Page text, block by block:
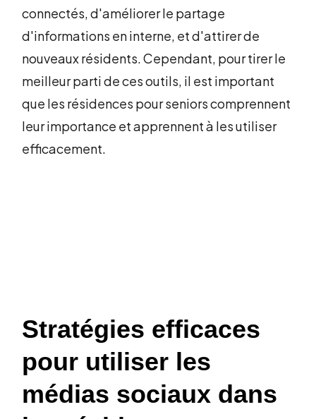
connectés, d'améliorer le partage
d'informations en interne, et d'attirer de
nouveaux résidents. Cependant, pour tirer le
meilleur parti de ces outils, il est important
que les résidences pour seniors comprennent
leur importance et apprennent à les utiliser
efficacement.
Stratégies efficaces
pour utiliser les
médias sociaux dans